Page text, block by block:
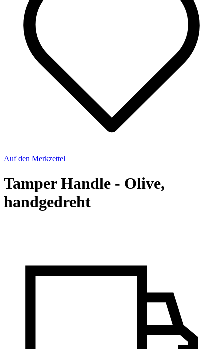
Auf den Merkzettel
Tamper Handle - Olive,
handgedreht